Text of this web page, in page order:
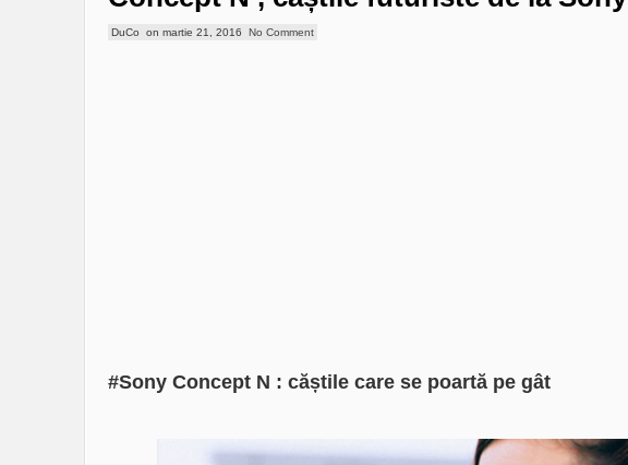
DuCo on martie 21, 2016 No Comment
#Sony Concept N : căștile care se poartă pe gât